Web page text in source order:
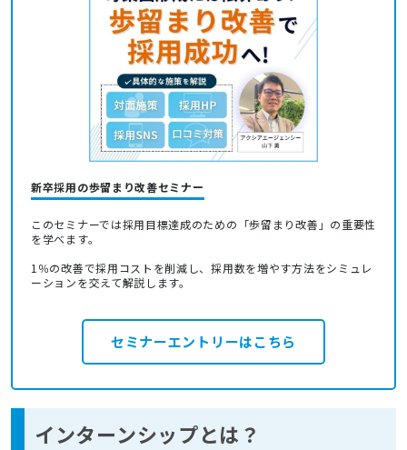
新卒採用の歩留まり改善セミナー
このセミナーでは採用目標達成のための「歩留まり改善」の重要性
を学べます。
1％の改善で採用コストを削減し、採用数を増やす方法をシミュレ
ーションを交えて解説します。
セミナーエントリーはこちら
インターンシップとは？